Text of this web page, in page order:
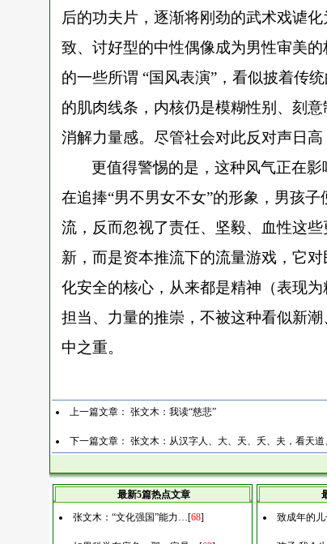
后的功夫片，逐渐将刚劲的武术戏谑
致、讨好型的中性偶像成为男性审美
的一些所谓 “国风表演”，看似披着传
的肌肉线条，内核仍是模糊性别、刻
消解力量感。尽管社会对此反对声日高
更值得警惕的是，这种风气正在
在追捧“男不男女不女”的形象，男孩
流，反而忽视了责任、坚毅、血性这
新，而是资本推流下的流量游戏，它
化安全的核心，从来都是精神（表现
担当、力量的推崇，不被这种看似新
中之重。
上一篇文章： 张文木：我读“慈悲”
下一篇文章： 张文木：从汉字人、大、天、夭、夫，看天
最新5篇热点文章
张文木：“文化强国”能力…[68]
致成年的